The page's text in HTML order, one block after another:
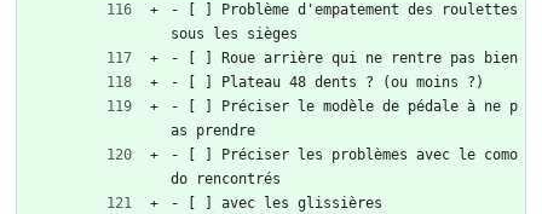
- [ ] Problème d'empatement des roulettes
sous les sièges
- [ ] Roue arrière qui ne rentre pas bien
- [ ] Plateau 48 dents ? (ou moins ?)
- [ ] Préciser le modèle de pédale à ne p
as prendre
- [ ] Préciser les problèmes avec le como
do rencontrés
- [ ] avec les glissières